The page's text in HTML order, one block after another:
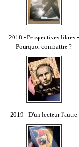
2018 - Perspectives libres -
Pourquoi combattre ?
2019 - D'un lecteur l'autre